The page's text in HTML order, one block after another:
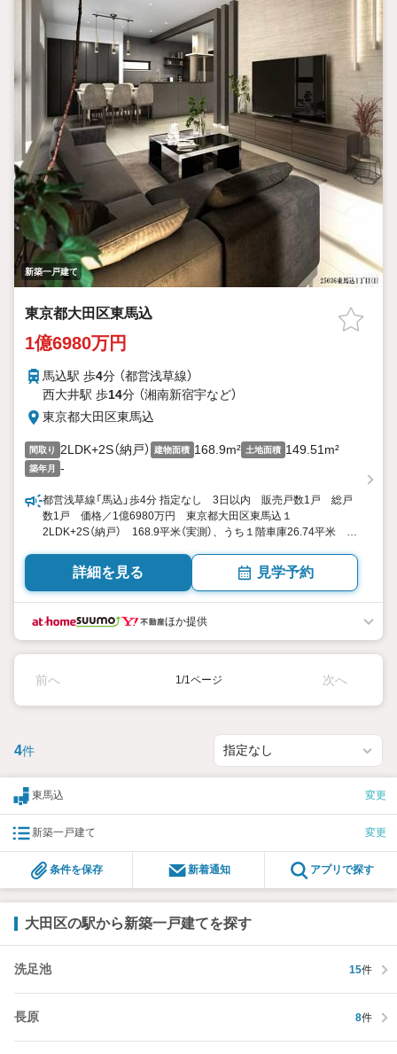
新築一戸建て
東京都大田区東馬込
1億6980万円
馬込駅 歩4分 （都営浅草線）
西大井駅 歩14分 （湘南新宿宇など）
東京都大田区東馬込
間取り 2LDK+2S（納戸） 建物面積 168.9m² 土地面積 149.51m²
築年月 -
都営浅草線「馬込」歩4分 指定なし 3日以内 販売戸数1戸 総戸
数1戸 価格／1億6980万円 東京都大田区東馬込１
2LDK+2S（納戸） 168.9平米（実測）、うち１階車庫26.74平米 向
詳細を見る 見学予約
ほか提供
前へ 1/1ページ 次へ
4件
東馬込 変更
新築一戸建て 変更
条件を保存 新着通知 アプリで探す
大田区の駅から新築一戸建てを探す
洗足池 15件
長原 8件